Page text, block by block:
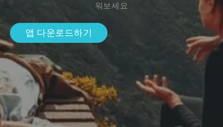
워보세요
앱 다운로드하기